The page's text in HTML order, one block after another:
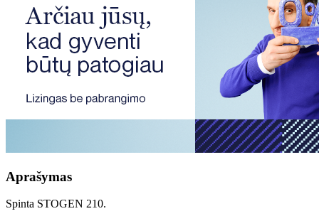
Aprašymas
Spinta STOGEN 210.